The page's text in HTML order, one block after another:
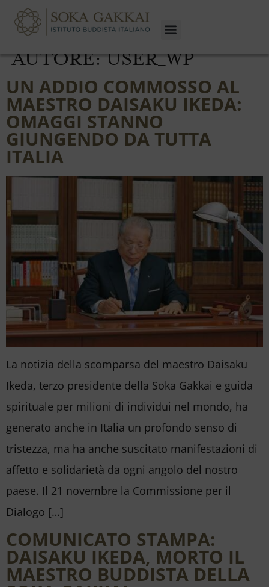
AUTORE: USER_WP
UN ADDIO COMMOSSO AL
MAESTRO DAISAKU IKEDA:
OMAGGI STANNO
GIUNGENDO DA TUTTA
ITALIA
La notizia della scomparsa del maestro Daisaku
Ikeda, terzo presidente della Soka Gakkai e guida
spirituale per milioni di individui nel mondo, ha
generato anche in Italia un profondo senso di
tristezza, ma ha anche suscitato manifestazioni di
affetto e solidarietà da ogni angolo del nostro
paese. Il 21 novembre la Commissione per il
Dialogo […]
COMUNICATO STAMPA:
DAISAKU IKEDA, MORTO IL
MAESTRO BUDDISTA DELLA